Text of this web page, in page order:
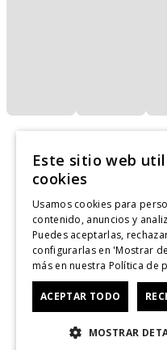
Legal
Cuenta
Este sitio web
cookies
Usamos cookies para
contenido, anuncios y
Puedes aceptarlas,
configurarlas en 'Mostrar
más en nuestra Política de
ACEPTAR TODO
MOSTRAR